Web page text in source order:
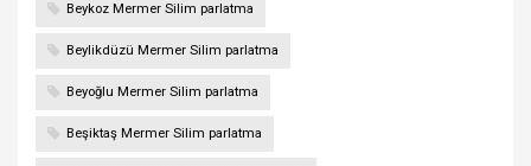
Beykoz Mermer Silim parlatma
Beylikdüzü Mermer Silim parlatma
Beyoğlu Mermer Silim parlatma
Beşiktaş Mermer Silim parlatma